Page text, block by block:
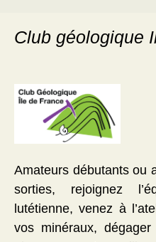
Club géologique
Amateurs débutants ou
sorties, rejoignez
lutétienne, venez à
vos minéraux,